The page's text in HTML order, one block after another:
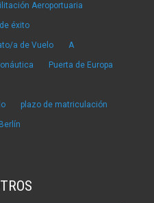
Aeroportuaria
éxito
a de Vuelo A
Puerta de Europa
plazo de matriculación